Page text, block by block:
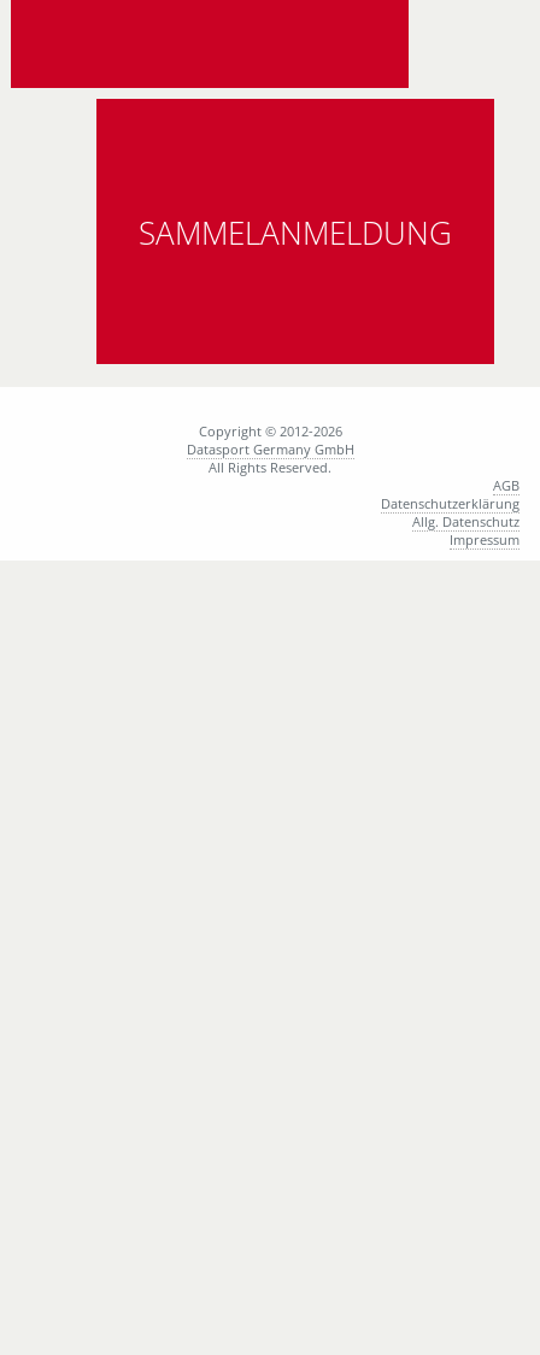
SAMMELANMELDUNG
Copyright © 2012-2026
Datasport Germany GmbH
All Rights Reserved.
AGB
Datenschutzerklärung
Allg. Datenschutz
Impressum